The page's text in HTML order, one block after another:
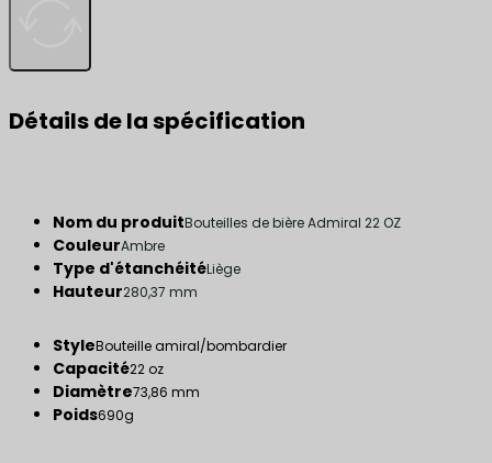
Détails de la spécification
Nom du produitBouteilles de bière Admiral 22 OZ
CouleurAmbre
Type d'étanchéitéLiège
Hauteur280,37 mm
StyleBouteille amiral/bombardier
Capacité22 oz
Diamètre73,86 mm
Poids690g